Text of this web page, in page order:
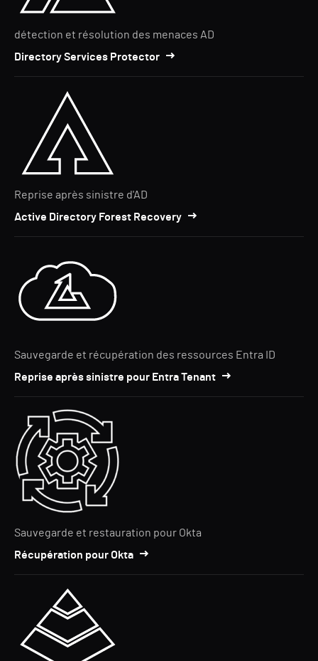
détection et résolution des menaces AD
Directory Services Protector
Reprise après sinistre d'AD
Active Directory Forest Recovery
Sauvegarde et récupération des ressources Entra ID
Reprise après sinistre pour Entra Tenant
Sauvegarde et restauration pour Okta
Récupération pour Okta